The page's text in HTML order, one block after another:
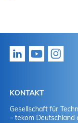
KONTAKT
Gesellschaft für
– tekom Deutschland